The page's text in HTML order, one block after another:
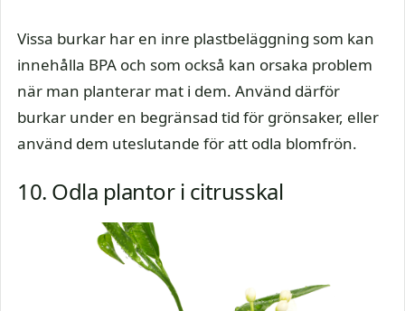
Vissa burkar har en inre plastbeläggning som kan
innehålla BPA och som också kan orsaka problem
när man planterar mat i dem. Använd därför
burkar under en begränsad tid för grönsaker, eller
använd dem uteslutande för att odla blomfrön.
10. Odla plantor i citrusskal